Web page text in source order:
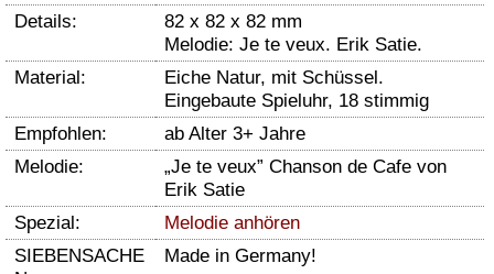
Details:
82 x 82 x 82 mm
Melodie: Je te veux. Erik Satie.
Material:
Eiche Natur, mit Schüssel.
Eingebaute Spieluhr, 18 stimmig
Empfohlen:
ab Alter 3+ Jahre
Melodie:
„Je te veux” Chanson de Cafe von
Erik Satie
Spezial:
Melodie anhören
SIEBENSACHE
Made in Germany!